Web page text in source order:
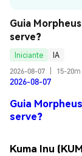
Guia
serve?
Iniciante
IA
2026-08-07
15-20m
2026-08-07
Guia
serve?
Kuma Inu